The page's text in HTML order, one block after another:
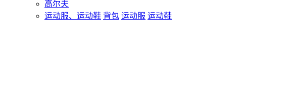
高尔夫
运动服、运动鞋 背包 运动服 运动鞋